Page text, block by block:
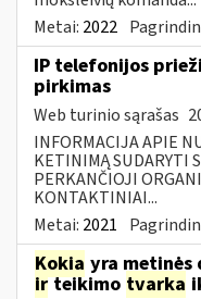
Metai: 2022
IP telefonijos
pirkimas
Web turinio sąrašas
INFORMACIJA APIE
KETINIMĄ SUDARYTI
PERKANČIOJI
KONTAKTINIAI...
Metai: 2021
Kokia yra metinės
irteikimo tvarka